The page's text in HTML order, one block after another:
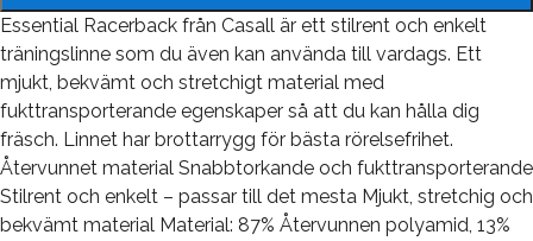
Essential Racerback från Casall är ett stilrent och enkelt
träningslinne som du även kan använda till vardags. Ett
mjukt, bekvämt och stretchigt material med
fukttransporterande egenskaper så att du kan hålla dig
fräsch. Linnet har brottarrygg för bästa rörelsefrihet.
Återvunnet material Snabbtorkande och fukttransporterande
Stilrent och enkelt – passar till det mesta Mjukt, stretchig och
bekvämt material Material: 87% Återvunnen polyamid, 13%